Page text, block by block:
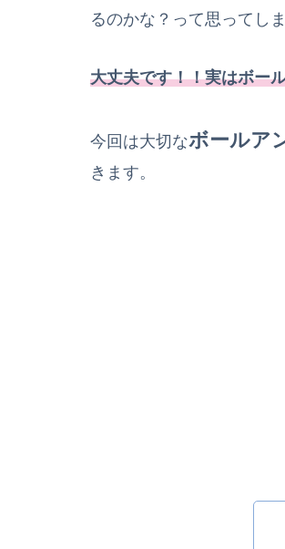
るのかな？って思ってし
大丈夫です！！実はボー
今回は大切なボールア
きます。